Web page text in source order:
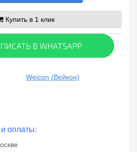
Купить в 1 клик
Weicon (Вейкон)
оплаты: